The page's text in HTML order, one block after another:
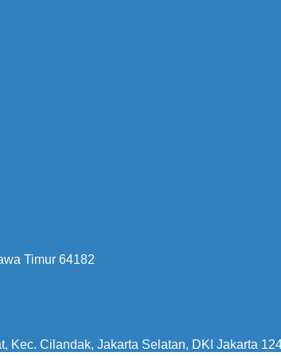
Timur 64182
Kec. Cilandak, Jakarta Selatan, DKI Jakarta